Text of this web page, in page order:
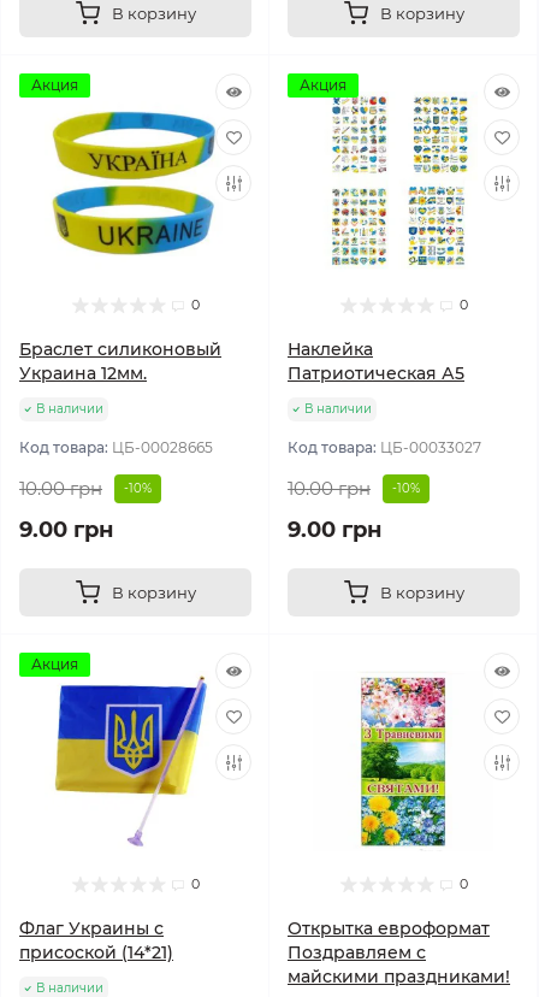
В корзину В корзину
Акция
0
Браслет силиконовый
Украина 12мм.
В наличии
Код товара: ЦБ-00028665
10.00 грн -10%
9.00 грн
В корзину
Акция
0
Наклейка
Патриотическая А5
В наличии
Код товара: ЦБ-00033027
10.00 грн -10%
9.00 грн
В корзину
Акция
0
Флаг Украины с
присоской (14*21)
В наличии
0
Открытка евроформат
Поздравляем с
майскими праздниками!